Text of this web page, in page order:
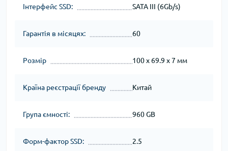
Інтерфейс SSD: SATA III (6Gb/s)
Гарантія в місяцях: 60
Розмір 100 x 69.9 x 7 мм
Країна реєстрації бренду Китай
Група ємності: 960 GB
Форм-фактор SSD: 2.5